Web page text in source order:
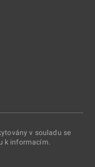
v souladu se
k informacím.